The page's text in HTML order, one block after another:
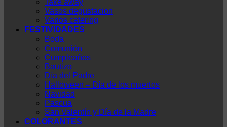
Take away
Vasos degustacion
Varios catering
FESTIVIDADES
Boda
Comunión
Cumpleaños
Bautizo
Día del Padre
Halloween – Día de los muertos
Navidad
Pascua
San Valentín y Día de la Madre
COLORANTES